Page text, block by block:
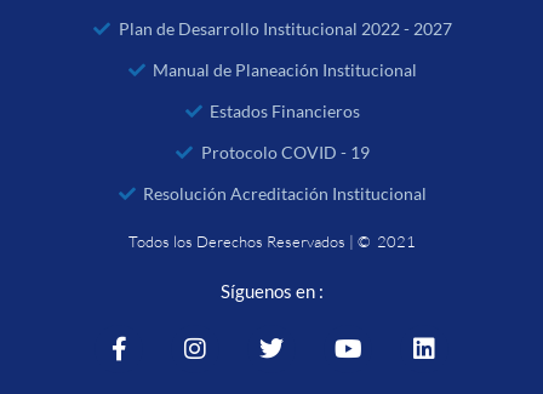
Plan de Desarrollo Institucional 2022 - 2027
Manual de Planeación Institucional
Estados Financieros
Protocolo COVID - 19
Resolución Acreditación Institucional
Todos los Derechos Reservados | © 2021
Síguenos en :